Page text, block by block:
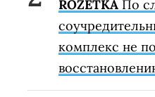
ROZETKA По
комплекс не